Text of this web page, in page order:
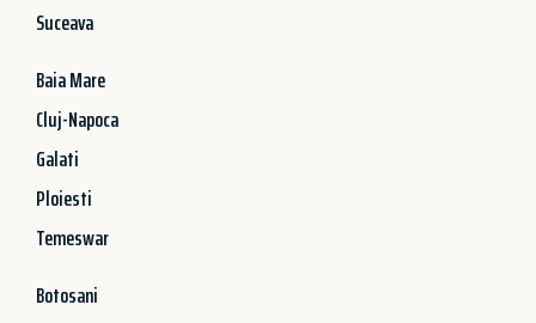
Suceava
Baia Mare
Cluj-Napoca
Galati
Ploiesti
Temeswar
Botosani